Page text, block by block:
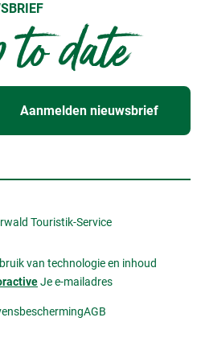
date
Aanmelden nieuwsbrief
Touristik-Service
van technologie en inhoud
Je e-mailadres
AGB